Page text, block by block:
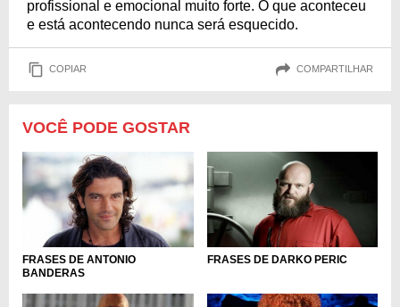
profissional e emocional muito forte. O que aconteceu
e está acontecendo nunca será esquecido.
COPIAR COMPARTILHAR
VOCÊ PODE GOSTAR
FRASES DE ANTONIO
BANDERAS
FRASES DE DARKO PERIC